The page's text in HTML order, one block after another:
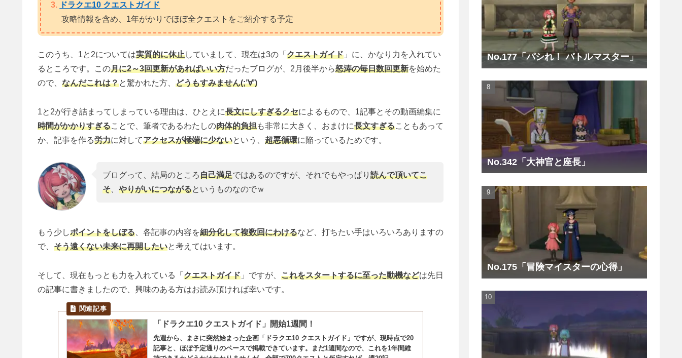
ドラクエ10 クエストガイド
攻略情報を含め、1年がかりでほぼ全クエストをご紹介する予定
このうち、1と2については実質的に休止していまして、現在は3の「 クエストガイド 」に、かなり力を入れてい
るところです。この月に2～3回更新があればいい方だったブログが、2月後半から怒涛の毎日数回更新を始めた
ので、 なんだこれは？と驚かれた方、 どうもすみません(;’∀’)
1と2が行き詰まってしまっている理由は、ひとえに長文にしすぎるクセによるもので、1記事とその動画編集に
時間がかかりすぎることで、筆者であるわたしの肉体的負担も非常に大きく、おまけに長文すぎることもあって
か、記事を作る労力に対してアクセスが極端に少ないという、 超悪循環に陥っているためです。
ブログって、結局のところ自己満足ではあるのですが、それでもやっぱり 読んで頂いてこ
そ
やりがいにつながるというものなのでｗ
もう少しポイントをしぼる 、各記事の内容を細分化して複数回にわけるなど、打ちたい手はいろいろありますの
で、 そう遠くない未来に再開したいと考えてはいます。
そして、現在もっとも力を入れている「 クエストガイド 」ですが、 これをスタートするに至った動機などは先日
の記事に書きましたので、興味のある方はお読み頂ければ幸いです。
「ドラクエ10 クエストガイド」開始1週間！
先週から、まさに突然始まった企画「ドラクエ10 クエストガイド」ですが、現時点で20
記事と、ほぼ予定通りのペースで掲載できています。まだ1週間なので、これを1年間維
No.177「パシれ！ バトルマスター」
No.342「大神官と座長」
No.175「冒険マイスターの心得」